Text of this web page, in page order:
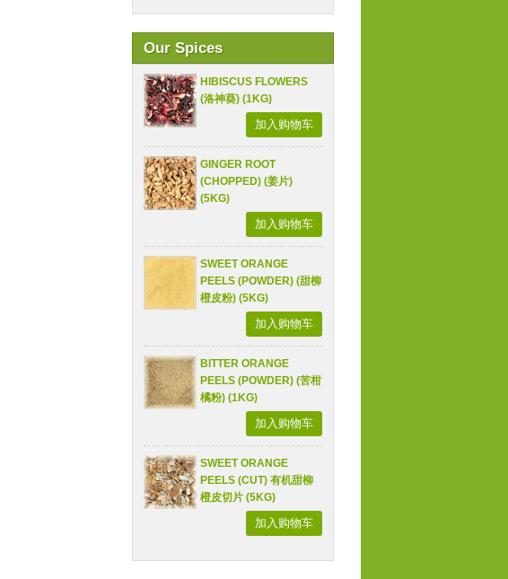
Our Spices
HIBISCUS FLOWERS
(洛神葵) (1KG)
加入购物车
GINGER ROOT
(CHOPPED) (姜片)
(5KG)
加入购物车
SWEET ORANGE
PEELS (POWDER) (甜柳
橙皮粉) (5KG)
加入购物车
BITTER ORANGE
PEELS (POWDER) (苦柑
橘粉) (1KG)
加入购物车
SWEET ORANGE
PEELS (CUT) 有机甜柳
橙皮切片 (5KG)
加入购物车